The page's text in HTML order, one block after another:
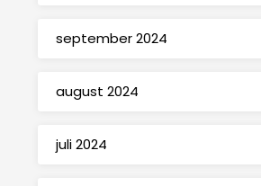
september 2024
august 2024
juli 2024